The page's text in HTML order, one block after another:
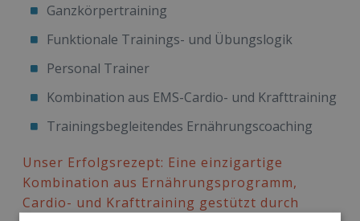
Ganzkörpertraining
Funktionale Trainings- und Übungslogik
Personal Trainer
Kombination aus EMS-Cardio- und Krafttraining
Trainingsbegleitendes Ernährungscoaching
Unser Erfolgsrezept: Eine einzigartige
Kombination aus Ernährungsprogramm,
Cardio- und Krafttraining gestützt durch